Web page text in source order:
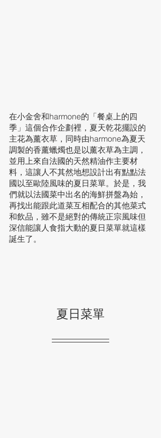
在小金舍和harmone的「餐桌上的四
季」這個合作企劃裡，夏天乾花擺設的
主花為薰衣草，同時由harmone為夏天
調製的香薰蠟燭也是以薰衣草為主調，
並用上來自法國的天然精油作主要材
料，這讓人不其然地想設計出有點點法
國以至歐陸風味的夏日菜單。於是，我
們就以法國菜中出名的海鮮拼盤為始，
再找出能跟此道菜互相配合的其他菜式
和飲品，雖不是絕對的傳統正宗風味但
深信能讓人食指大動的夏日菜單就這樣
誕生了。
夏日菜單